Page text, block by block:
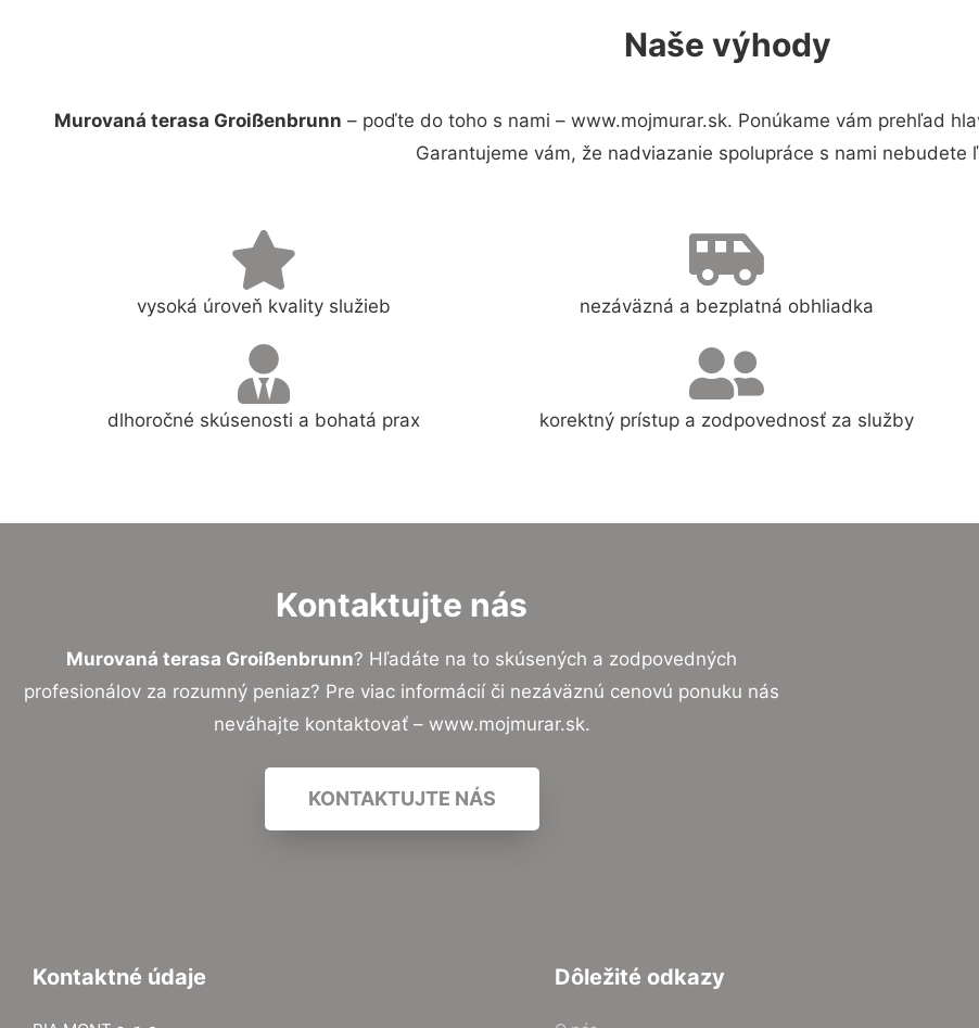
Naše výhody
Murovaná terasa Groißenbrunn – poďte do toho s nami – www.mojmurar.sk. Ponúkame vám prehľad
Garantujeme vám, že nadviazanie spolupráce s nami nebudete
vysoká úroveň kvality služieb nezáväzná a bezplatná obhliadka
dlhoročné skúsenosti a bohatá prax korektný prístup a zodpovednosť za služby
Kontaktujte nás
Murovaná terasa Groißenbrunn? Hľadáte na to skúsených a zodpovedných
profesionálov za rozumný peniaz? Pre viac informácií či nezáväznú cenovú ponuku nás
neváhajte kontaktovať – www.mojmurar.sk.
KONTAKTUJTE NÁS
Kontaktné údaje Dôležité odkazy